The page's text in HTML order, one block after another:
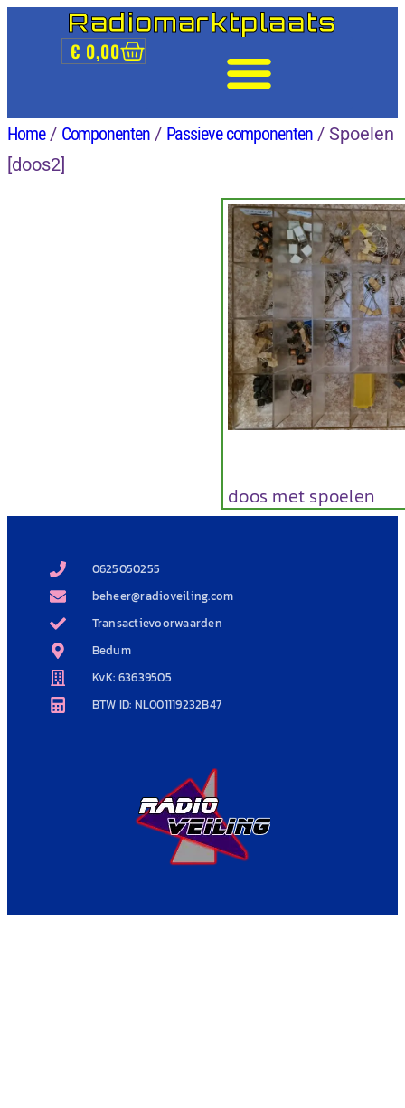
Radiomarktplaats
€ 0,00
Home/ Componenten/ Passieve componenten/ Spoelen
[doos2]
doos met spoelen
0625050255
beheer@radioveiling.com
Transactievoorwaarden
Bedum
KvK: 63639505
BTW ID: NL001119232B47